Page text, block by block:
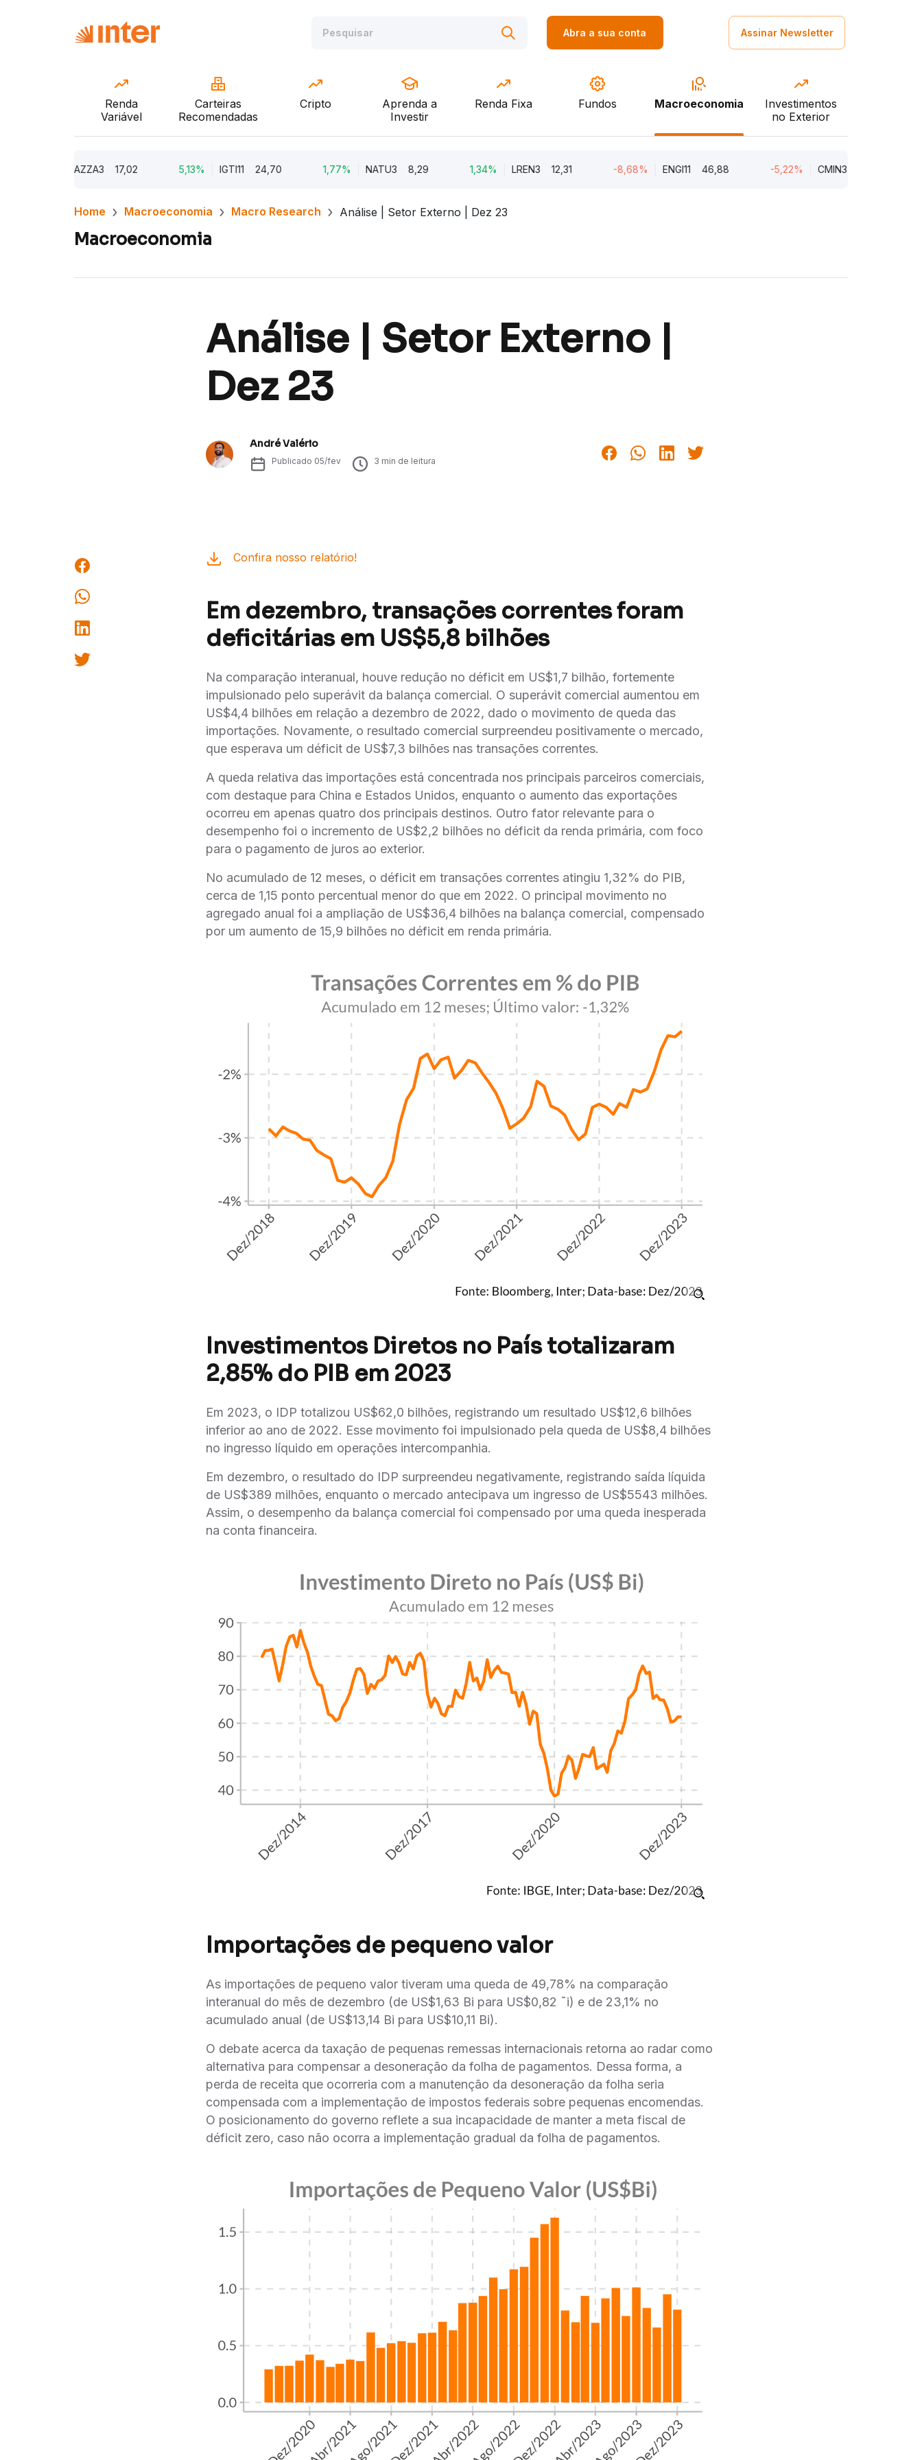
Abra a sua conta Assinar Newsletter
Renda
Variável
Carteiras
Recomendadas
Cripto
Aprenda a
Investir
Renda Fixa Fundos Macroeconomia
Investimentos
no Exterior
17,02 IGTI11 24,70 NATU3 8,29 LREN3 12,31 -8,68% ENGI11 46,88 -5,22% CMIN3 5,45
Home Macroeconomia Macro Research Análise | Setor Externo | Dez 23
Macroeconomia
Análise | Setor Externo |
Dez 23
André Valério
Publicado 05/fev 3 min de leitura
Confira nosso relatório!
Em dezembro, transações correntes foram
deficitárias em US$5,8 bilhões
Na comparação interanual, houve redução no déficit em US$1,7 bilhão, fortemente
impulsionado pelo superávit da balança comercial. O superávit comercial aumentou em
US$4,4 bilhões em relação a dezembro de 2022, dado o movimento de queda das
importações. Novamente, o resultado comercial surpreendeu positivamente o mercado,
que esperava um déficit de US$7,3 bilhões nas transações correntes.
A queda relativa das importações está concentrada nos principais parceiros comerciais,
com destaque para China e Estados Unidos, enquanto o aumento das exportações
ocorreu em apenas quatro dos principais destinos. Outro fator relevante para o
desempenho foi o incremento de US$2,2 bilhões no déficit da renda primária, com foco
para o pagamento de juros ao exterior.
No acumulado de 12 meses, o déficit em transações correntes atingiu 1,32% do PIB,
cerca de 1,15 ponto percentual menor do que em 2022. O principal movimento no
agregado anual foi a ampliação de US$36,4 bilhões na balança comercial, compensado
por um aumento de 15,9 bilhões no déficit em renda primária.
Investimentos Diretos no País totalizaram
2,85% do PIB em 2023
Em 2023, o IDP totalizou US$62,0 bilhões, registrando um resultado US$12,6 bilhões
inferior ao ano de 2022. Esse movimento foi impulsionado pela queda de US$8,4 bilhões
no ingresso líquido em operações intercompanhia.
Em dezembro, o resultado do IDP surpreendeu negativamente, registrando saída líquida
de US$389 milhões, enquanto o mercado antecipava um ingresso de US$5543 milhões.
Assim, o desempenho da balança comercial foi compensado por uma queda inesperada
na conta financeira.
Importações de pequeno valor
As importações de pequeno valor tiveram uma queda de 49,78% na comparação
interanual do mês de dezembro (de US$1,63 Bi para US$0,82 ˜i) e de 23,1% no
acumulado anual (de US$13,14 Bi para US$10,11 Bi).
O debate acerca da taxação de pequenas remessas internacionais retorna ao radar como
alternativa para compensar a desoneração da folha de pagamentos. Dessa forma, a
perda de receita que ocorreria com a manutenção da desoneração da folha seria
compensada com a implementação de impostos federais sobre pequenas encomendas.
O posicionamento do governo reflete a sua incapacidade de manter a meta fiscal de
déficit zero, caso não ocorra a implementação gradual da folha de pagamentos.